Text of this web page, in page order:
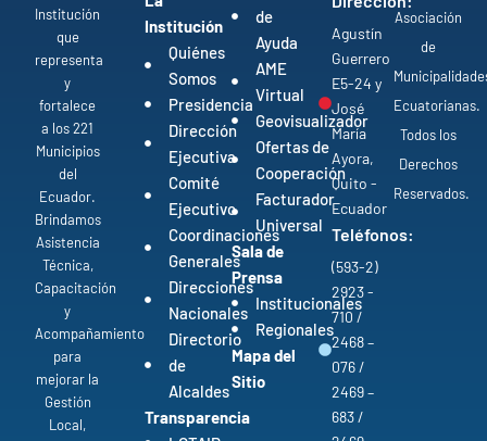
Institución
que
representa
y
fortalece
a los 221
Municipios
del
Ecuador.
Brindamos
Asistencia
Técnica,
Capacitación
y
Acompañamiento
para
mejorar la
Gestión
Local,
Institución
Quiénes
Somos
Presidencia
Dirección
Ejecutiva
Comité
Ejecutivo
Coordinaciones
Generales
Direcciones
Nacionales
Directorio
de
Alcaldes
Transparencia
de
Ayuda
AME
Virtual
Geovisualizador
Ofertas de
Cooperación
Facturador
Universal
Sala de
Prensa
Institucionales
Regionales
Mapa del
Sitio
Agustín
Guerrero
E5-24 y
José
María
Ayora,
Quito -
Ecuador
Teléfonos:
(593-2)
2923 -
710 /
2468 –
076 /
2469 –
683 /
Asociación
de
Ecuatorianas.
Todos los
Derechos
Reservados.